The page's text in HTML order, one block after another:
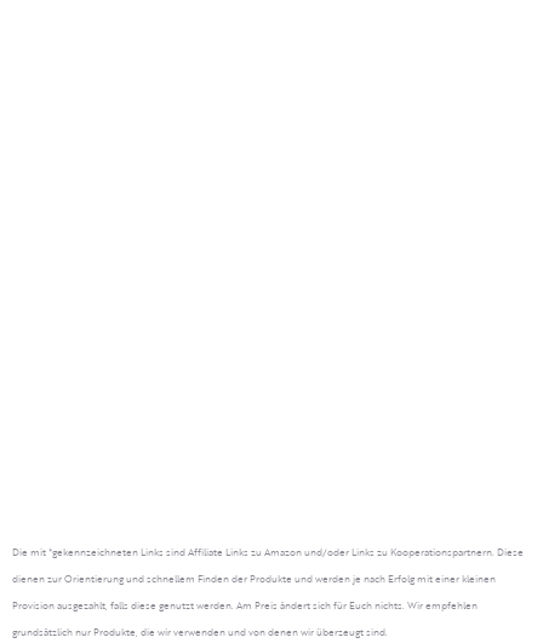
Die mit *gekennzeichneten Links sind Affiliate Links zu Amazon und/oder Links zu Kooperationspartnern. Diese
dienen zur Orientierung und schnellem Finden der Produkte und werden je nach Erfolg mit einer kleinen
Provision ausgezahlt, falls diese genutzt werden. Am Preis ändert sich für Euch nichts. Wir empfehlen
grundsätzlich nur Produkte, die wir verwenden und von denen wir überzeugt sind.